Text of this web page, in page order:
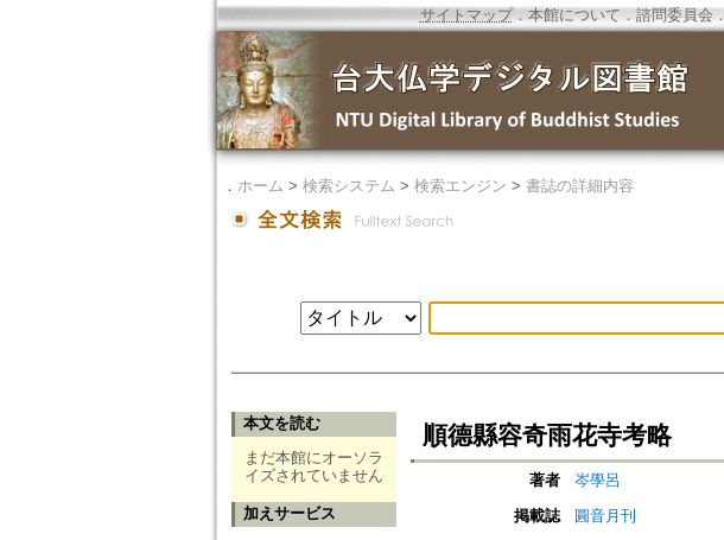
サイトマップ．本館について ． 諮問委員会．
． ホーム > 検索システム > 検索エンジン > 書誌の詳細内容
本文を読む
まだ本館にオーソラ
イズされていません
加えサービス
順德縣容奇雨花寺考略
著者
岑學呂
掲載誌
圓音月刊